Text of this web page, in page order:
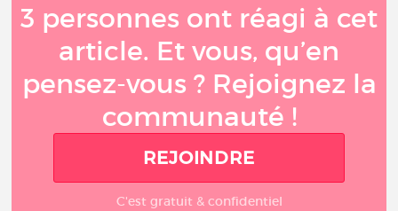
3 personnes ont réagi à cet
article. Et vous, qu’en
pensez-vous ? Rejoignez la
communauté !
REJOINDRE
C'est gratuit & confidentiel